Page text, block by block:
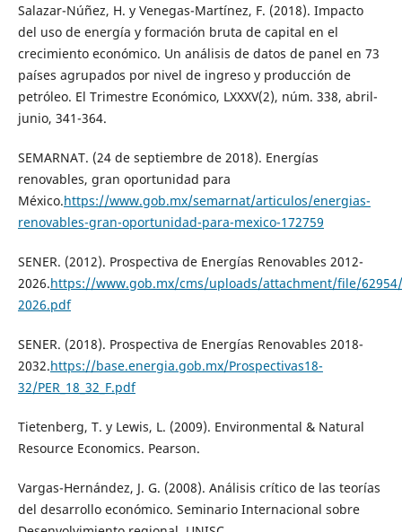
Salazar-Núñez, H. y Venegas-Martínez, F. (2018). Impacto
del uso de energía y formación bruta de capital en el
crecimiento económico. Un análisis de datos de panel en 73
países agrupados por nivel de ingreso y producción de
petróleo. El Trimestre Económico, LXXXV(2), núm. 338, abril-
junio, 341-364.
SEMARNAT. (24 de septiembre de 2018). Energías
renovables, gran oportunidad para
México.https://www.gob.mx/semarnat/articulos/energias-
renovables-gran-oportunidad-para-mexico-172759
SENER. (2012). Prospectiva de Energías Renovables 2012-
2026.https://www.gob.mx/cms/uploads/attachment/file/62954/
2026.pdf
SENER. (2018). Prospectiva de Energías Renovables 2018-
2032.https://base.energia.gob.mx/Prospectivas18-
32/PER_18_32_F.pdf
Tietenberg, T. y Lewis, L. (2009). Environmental & Natural
Resource Economics. Pearson.
Vargas-Hernández, J. G. (2008). Análisis crítico de las teorías
del desarrollo económico. Seminario Internacional sobre